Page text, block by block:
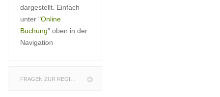
dargestellt. Einfach
unter "Online
Buchung" oben in der
Navigation
FRAGEN ZUR REGION